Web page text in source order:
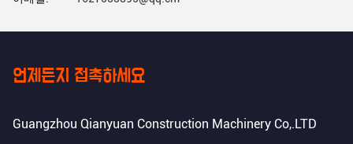
언제든지 접촉하세요
Guangzhou Qianyuan Construction Machinery Co,.LTD